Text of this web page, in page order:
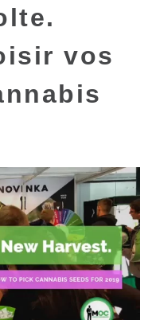
vos